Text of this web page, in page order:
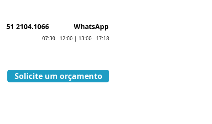
51 2104.1066 WhatsApp
07:30 - 12:00 | 13:00 - 17:18
Solicite um orçamento